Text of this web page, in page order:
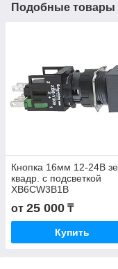
Подобные товары
Кнопка 16мм 12-24В
квадр. с подсветкой
XB6CW3B1B
от 25 000 ₸
Купить